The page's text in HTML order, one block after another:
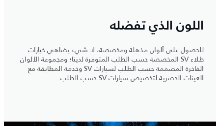
اللون الذي تفضله
للحصول على ألوان مذهلة ومخصصة، لا شيء يضاهي خيارات
طلاء SV المخصصة حسب الطلب المتوفرة لدينا؛ ومجموعة الألوان
الفاخرة المصممة حسب الطلب لسيارات SV وخدمة المطابقة مع
العينات الحصرية لتخصيص سيارات SV حسب الطلب.